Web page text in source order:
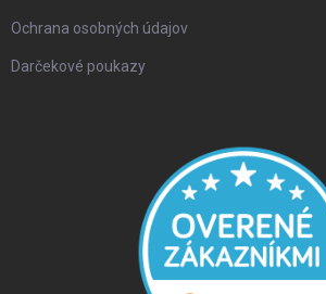
Ochrana osobných údajov
Darčekové poukazy